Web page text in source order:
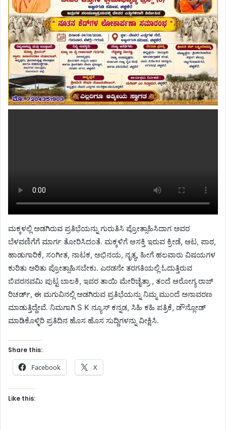
ಮಕ್ಕಳಲ್ಲಿ ಅಡಗಿರುವ ಪ್ರತಿಭೆಯನ್ನು ಗುರುತಿಸಿ ಪ್ರೋತ್ಸಾಹಿಸಿದಾಗ ಅವರ
ಬೆಳವಣಿಗೆಗೆ ಮಾರ್ಗ ತೋರಿಸಿದಂತೆ. ಮಕ್ಕಳಿಗೆ ಆಸಕ್ತಿ ಇರುವ ಕ್ರೀಡೆ, ಆಟ, ಪಾಠ,
ಹಾಡುಗಾರಿಕೆ, ಸಂಗೀತ, ನಾಟಕ, ಅಭಿನಯ, ನೃತ್ಯ, ಹೀಗೆ ಹಲವಾರು ವಿಷಯಗಳ
ಕುರಿತು ಅರಿತು ಪ್ರೋತ್ಸಾಹಿಸಬೇಕು. ಎರಡನೇ ತರಗತಿಯಲ್ಲಿ ಓದುತ್ತಿರುವ
ಬಿವರನವಮಿ ಪುಟ್ಟ ಬಾಲಕಿ, ಇವರ ತಾಯಿ ಮೇರಿಚೈತ್ರಾ , ತಂದೆ ಆರೋಗ್ಯ ರಾಜ್
ರಿಚರ್ಡ್, ಈ ಮಗುವಿನಲ್ಲಿ ಅಡಗಿರುವ ಪ್ರತಿಭೆಯನ್ನು ನಿಮ್ಮ ಮುಂದೆ ಅನಾವರಣ
ಮಾಡುತ್ತಿದ್ದೇವೆ. ನಿಮಗಾಗಿ S K ನ್ಯೂಸ್ ಕನ್ನಡ, ಸಿಹಿ ಕಹಿ ಪತ್ರಿಕೆ, ಡೌನ್ಲೋಡ್
ಮಾಡಿಕೊಳ್ಳಿರಿ ಪ್ರತಿದಿನ ಹೊಸ ಹೊಸ ಸುದ್ದಿಗಳನ್ನು ವೀಕ್ಷಿಸಿ.
Share this:
Facebook X
Like this: